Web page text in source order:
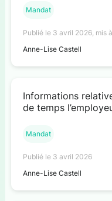
Mandat
Publié le 3 avril 2026, mis
Anne-Lise Castell
Informations
de temps
Mandat
Publié le 3 avril 2026
Anne-Lise Castell